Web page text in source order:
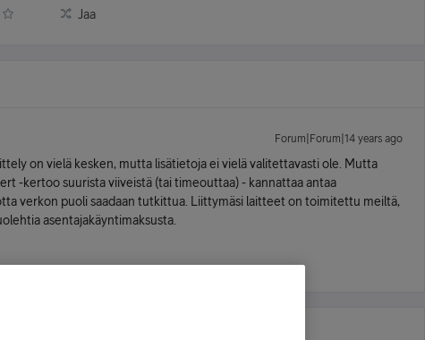
Jaa
Forum|Forum|14 years ago
on vielä kesken, mutta lisätietoja ei vielä valitettavasti ole. Mutta
-kertoo suurista viiveistä (tai timeouttaa) - kannattaa antaa
verkon puoli saadaan tutkittua. Liittymäsi laitteet on toimitettu meiltä,
asentajakäyntimaksusta.